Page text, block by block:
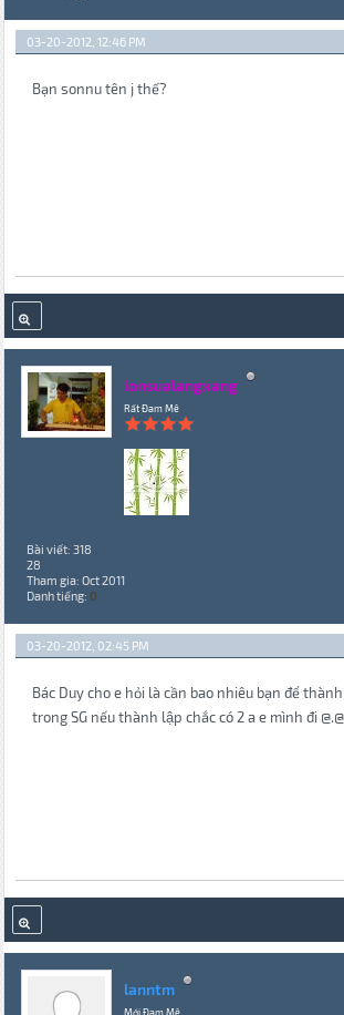
03-20-2012, 12:46 PM
Bạn sonnu tên j thế?
lonsualangxang
Rất Đam Mê
Bài viết: 318
28
Tham gia: Oct 2011
Danh tiếng: 0
03-20-2012, 02:45 PM
Bác Duy cho e hỏi là cần bao nhiêu bạn để
trong SG nếu thành lập chắc có 2 a e mình đi @.@
lanntm
Mới Đam Mê